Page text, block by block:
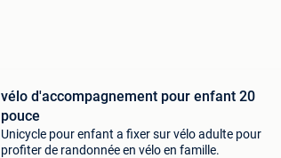
vélo d'accompagnement pour enfant 20
pouce
Unicycle pour enfant a fixer sur vélo adulte pour
profiter de randonnée en vélo en famille.